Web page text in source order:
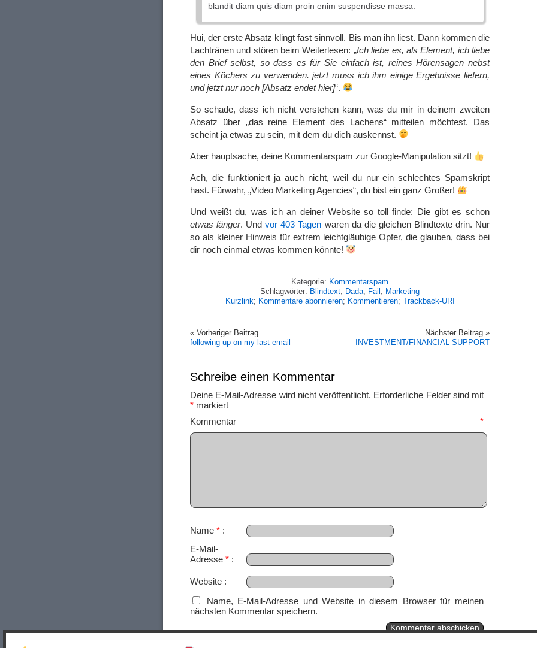
blandit diam quis diam proin enim suspendisse massa.
Hui, der erste Absatz klingt fast sinnvoll. Bis man ihn liest. Dann kommen die
Lachtränen und stören beim Weiterlesen: „Ich liebe es, als Element, ich liebe
den Brief selbst, so dass es für Sie einfach ist, reines Hörensagen nebst
eines Köchers zu verwenden. jetzt muss ich ihm einige Ergebnisse liefern,
und jetzt nur noch [Absatz endet hier]“.
So schade, dass ich nicht verstehen kann, was du mir in deinem zweiten
Absatz über „das reine Element des Lachens“ mitteilen möchtest. Das
scheint ja etwas zu sein, mit dem du dich auskennst.
Aber hauptsache, deine Kommentarspam zur Google-Manipulation sitzt!
Ach, die funktioniert ja auch nicht, weil du nur ein schlechtes Spamskript
hast. Fürwahr, „Video Marketing Agencies“, du bist ein ganz Großer!
Und weißt du, was ich an deiner Website so toll finde: Die gibt es schon
etwas länger. Undvor 403 Tagen waren da die gleichen Blindtexte drin. Nur
so als kleiner Hinweis für extrem leichtgläubige Opfer, die glauben, dass bei
dir noch einmal etwas kommen könnte!
Kategorie: Kommentarspam
Schlagwörter: Blindtext, Dada, Fail , Marketing
Kurzlink; Kommentare abonnieren; Kommentieren; Trackback-URI
« Vorheriger Beitrag
following up on my last email
Nächster Beitrag »
INVESTMENT/FINANCIAL SUPPORT
Schreibe einen Kommentar
Deine E-Mail-Adresse wird nicht veröffentlicht. Erforderliche Felder sind mit
* markiert
Kommentar *
Name *
E-Mail-
Adresse *
Website
Name, E-Mail-Adresse und Website in diesem Browser für meinen
nächsten Kommentar speichern.